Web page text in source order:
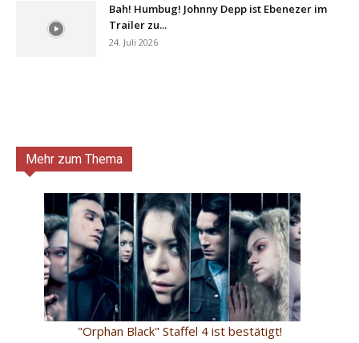
Bah! Humbug! Johnny Depp ist Ebenezer im
Trailer zu...
24. Juli 2026
Mehr zum Thema
"Orphan Black" Staffel 4 ist bestätigt!